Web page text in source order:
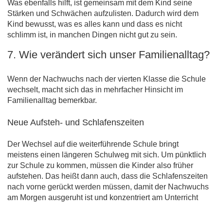
Was ebenfalls hilft, ist gemeinsam mit dem Kind seine
Stärken und Schwächen aufzulisten. Dadurch wird dem
Kind bewusst, was es alles kann und dass es nicht
schlimm ist, in manchen Dingen nicht gut zu sein.
7. Wie verändert sich unser Familienalltag?
Wenn der Nachwuchs nach der vierten Klasse die Schule
wechselt, macht sich das in mehrfacher Hinsicht im
Familienalltag bemerkbar.
Neue Aufsteh- und Schlafenszeiten
Der Wechsel auf die weiterführende Schule bringt
meistens einen längeren Schulweg mit sich. Um pünktlich
zur Schule zu kommen, müssen die Kinder also früher
aufstehen. Das heißt dann auch, dass die Schlafenszeiten
nach vorne gerückt werden müssen, damit der Nachwuchs
am Morgen ausgeruht ist und konzentriert am Unterricht